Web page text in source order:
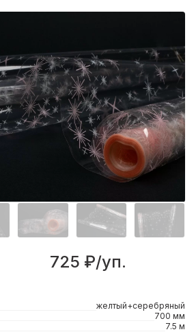
725 ₽/уп.
желтый+серебряный
700 мм
7.5 м